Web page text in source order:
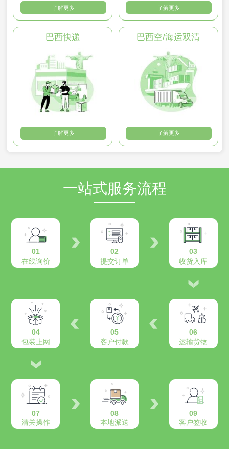
了解更多 了解更多
巴西快递
了解更多
巴西空/海运双清
了解更多
一站式服务流程
01
在线询价
02
提交订单
03
收货入库
04
包装上网
05
客户付款
06
运输货物
07
清关操作
08
本地派送
09
客户签收